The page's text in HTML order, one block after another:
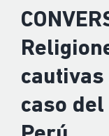
caso